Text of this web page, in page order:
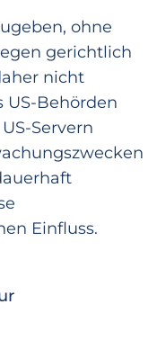
ohne
gerichtlich
nicht
US-Behörden
Servern
Einfluss.